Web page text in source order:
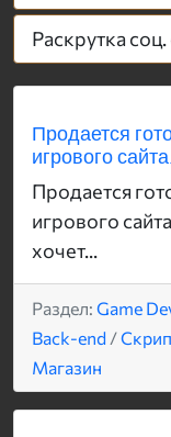
Раскрутка соц.
Продается
игрового сайта...
Продается
игрового
хочет...
Раздел: Game
Back-end /
Магазин